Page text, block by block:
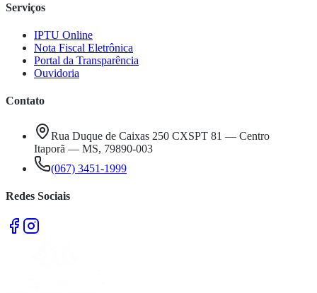
Serviços
IPTU Online
Nota Fiscal Eletrônica
Portal da Transparência
Ouvidoria
Contato
Rua Duque de Caixas 250 CXSPT 81 — Centro
Itaporã — MS, 79890-003
(067) 3451-1999
Redes Sociais